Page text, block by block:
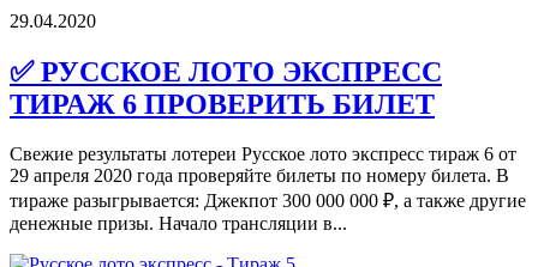
29.04.2020
✅ РУССКОЕ ЛОТО ЭКСПРЕСС
ТИРАЖ 6 ПРОВЕРИТЬ БИЛЕТ
Свежие результаты лотереи Русское лото экспресс тираж 6 от
29 апреля 2020 года проверяйте билеты по номеру билета. В
тираже разыгрывается: Джекпот 300 000 000 ₽, а также другие
денежные призы. Начало трансляции в...